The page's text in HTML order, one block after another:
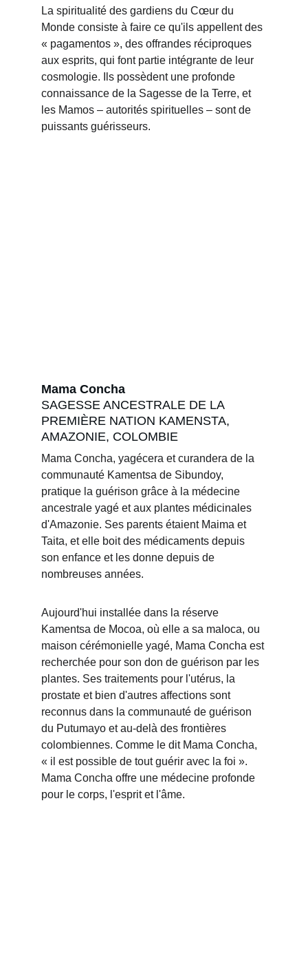
La spiritualité des gardiens du Cœur du
Monde consiste à faire ce qu'ils appellent des
« pagamentos », des offrandes réciproques
aux esprits, qui font partie intégrante de leur
cosmologie. Ils possèdent une profonde
connaissance de la Sagesse de la Terre, et
les Mamos – autorités spirituelles – sont de
puissants guérisseurs.
Mama Concha
SAGESSE ANCESTRALE DE LA
PREMIÈRE NATION KAMENSTA,
AMAZONIE, COLOMBIE
Mama Concha, yagécera et curandera de la
communauté Kamentsa de Sibundoy,
pratique la guérison grâce à la médecine
ancestrale yagé et aux plantes médicinales
d'Amazonie. Ses parents étaient Maima et
Taita, et elle boit des médicaments depuis
son enfance et les donne depuis de
nombreuses années.
Aujourd'hui installée dans la réserve
Kamentsa de Mocoa, où elle a sa maloca, ou
maison cérémonielle yagé, Mama Concha est
recherchée pour son don de guérison par les
plantes. Ses traitements pour l'utérus, la
prostate et bien d'autres affections sont
reconnus dans la communauté de guérison
du Putumayo et au-delà des frontières
colombiennes. Comme le dit Mama Concha,
« il est possible de tout guérir avec la foi ».
Mama Concha offre une médecine profonde
pour le corps, l'esprit et l'âme.